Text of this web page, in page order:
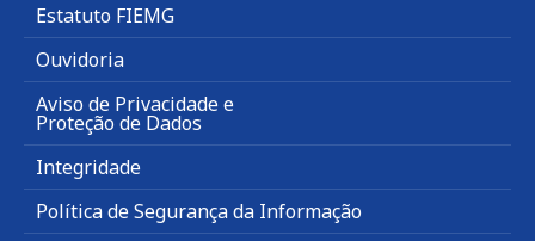
Estatuto FIEMG
Ouvidoria
Aviso de Privacidade e
Proteção de Dados
Integridade
Política de Segurança da Informação